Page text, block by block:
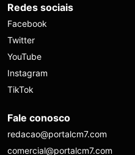
Redes sociais
Facebook
Twitter
YouTube
Instagram
TikTok
Fale conosco
redacao@portalcm7.com
comercial@portalcm7.com